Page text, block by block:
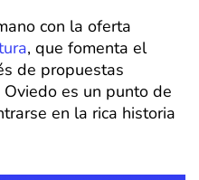
con la oferta
, que fomenta el
de propuestas
es un punto de
en la rica historia